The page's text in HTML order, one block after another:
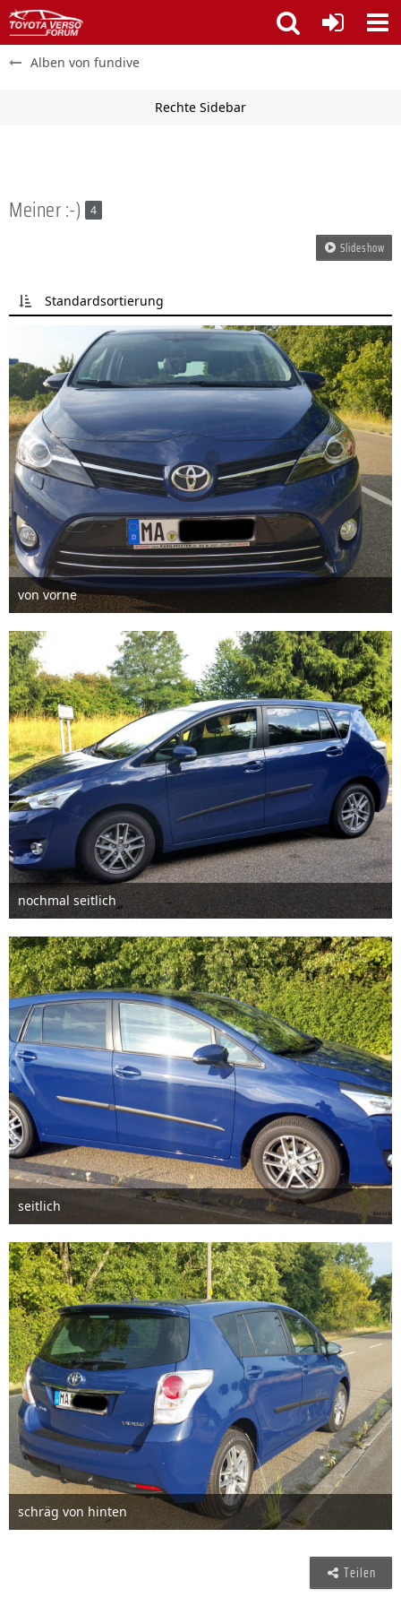
Alben von fundive
Meiner :-) 4
Slideshow
Standardsortierung
von vorne
2. August 2015
nochmal seitlich
2. August 2015
1
seitlich
2. August 2015
1
schräg von hinten
2. August 2015
Teilen